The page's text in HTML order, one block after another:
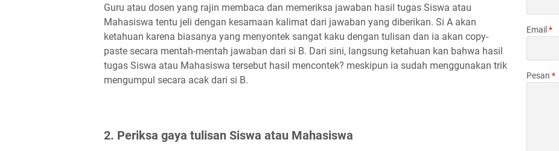
Guru atau dosen yang rajin membaca dan memeriksa jawaban hasil tugas Siswa atau
Mahasiswa tentu jeli dengan kesamaan kalimat dari jawaban yang diberikan. Si A akan
ketahuan karena biasanya yang menyontek sangat kaku dengan tulisan dan ia akan copy-
paste secara mentah-mentah jawaban dari si B. Dari sini, langsung ketahuan kan bahwa hasil
tugas Siswa atau Mahasiswa tersebut hasil mencontek? meskipun ia sudah menggunakan trik
mengumpul secara acak dari si B.
2. Periksa gaya tulisan Siswa atau Mahasiswa
Email *
Pesan *